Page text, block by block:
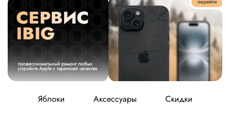
Яблоки Аксессуары
Скидки